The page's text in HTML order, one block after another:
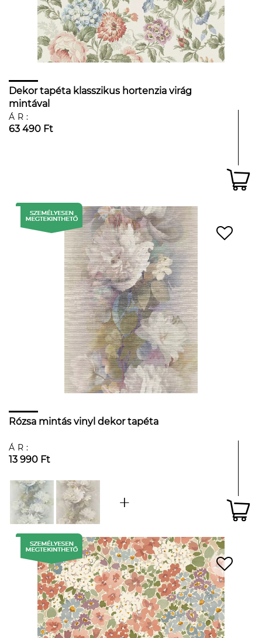
Dekor tapéta klasszikus hortenzia virág
mintával
ÁR:
63 490 Ft
Rózsa mintás vinyl dekor tapéta
ÁR:
13 990 Ft